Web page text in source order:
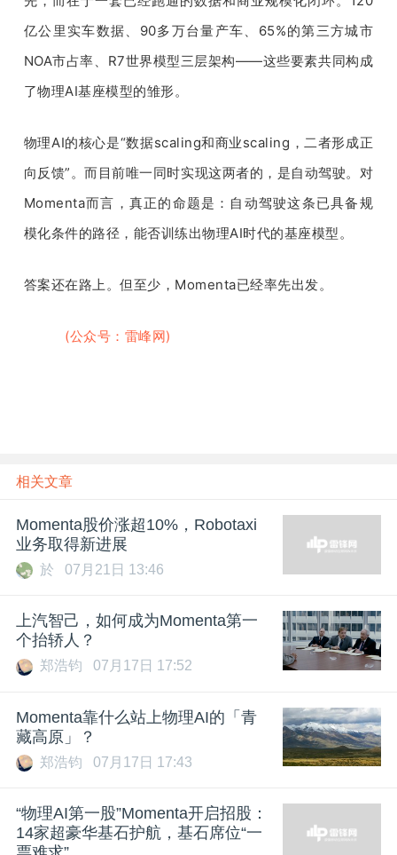
亿公里实车数据、90多万台量产车、65%的第三方城市
NOA市占率、R7世界模型三层架构——这些要素共同构成
了物理AI基座模型的雏形。
物理AI的核心是“数据scaling和商业scaling，二者形成正
向反馈”。而目前唯一同时实现这两者的，是自动驾驶。对
Momenta而言，真正的命题是：自动驾驶这条已具备规
模化条件的路径，能否训练出物理AI时代的基座模型。
答案还在路上。但至少，Momenta已经率先出发。
(公众号：雷峰网)
相关文章
Momenta股价涨超10%，Robotaxi
业务取得新进展
於 07月21日 13:46
上汽智己，如何成为Momenta第一
个抬轿人？
郑浩钧 07月17日 17:52
Momenta靠什么站上物理AI的「青
藏高原」？
郑浩钧 07月17日 17:43
“物理AI第一股”Momenta开启招股：
14家超豪华基石护航，基石席位“一